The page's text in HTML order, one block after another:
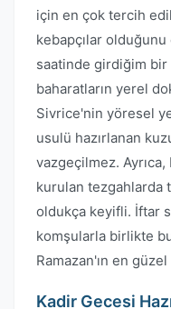
için en çok tercih
kebapçılar
saatinde girdiğim bir
baharatların yerel
Sivrice'nin yöresel
usulü hazırlanan
vazgeçilmez.
kurulan tezgahlarda
oldukça keyifli. İftar
komşularla birlikte
Ramazan'ın en
Kadir Gecesi